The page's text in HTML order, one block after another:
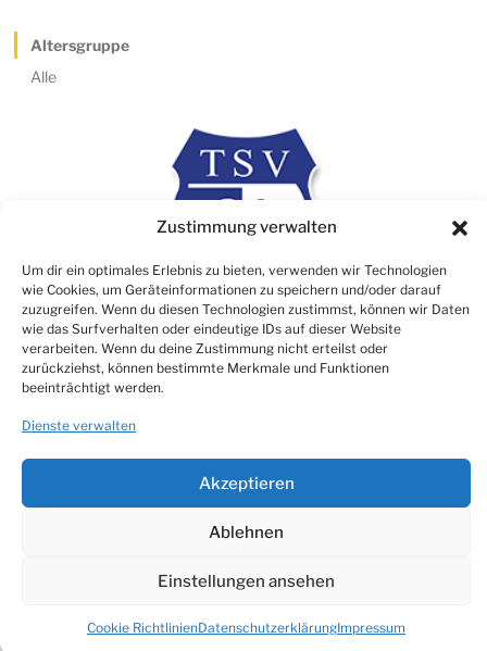
Zustimmung verwalten
Um dir ein optimales Erlebnis zu bieten, verwenden wir Technologien
wie Cookies, um Geräteinformationen zu speichern und/oder darauf
zuzugreifen. Wenn du diesen Technologien zustimmst, können wir Daten
wie das Surfverhalten oder eindeutige IDs auf dieser Website
verarbeiten. Wenn du deine Zustimmung nicht erteilst oder
zurückziehst, können bestimmte Merkmale und Funktionen
beeinträchtigt werden.
Dienste verwalten
Akzeptieren
Ablehnen
Einstellungen ansehen
Cookie RichtlinienDatenschutzerklärungImpressum
Altersgruppe
Alle
Rechtliches
Impressum